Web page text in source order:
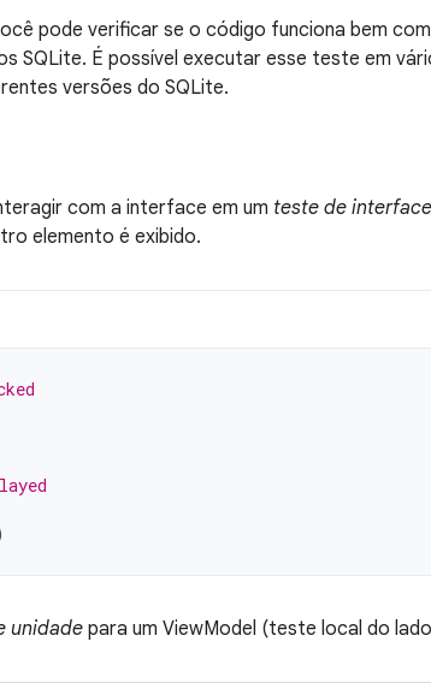
pode verificar se o código funciona bem
SQLite. É possível executar esse teste em
versões do SQLite.
com a interface em um teste de
elemento é exibido.
unidade para um ViewModel (teste local do